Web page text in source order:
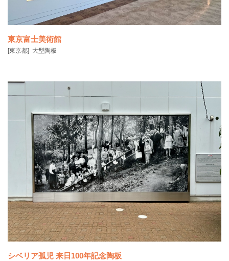
東京富士美術館では、展示機会が限られる鈴木其一作「風神雷神図
襖」を来館者が常時
東京富士美術館
[東京都] 大型陶板
シベリア孤児 来日100年記念陶板